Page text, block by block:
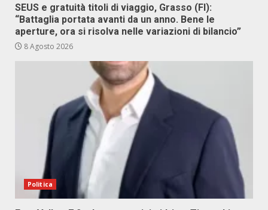
SEUS e gratuità titoli di viaggio, Grasso (FI):
“Battaglia portata avanti da un anno. Bene le
aperture, ora si risolva nelle variazioni di bilancio”
8 Agosto 2026
Politica